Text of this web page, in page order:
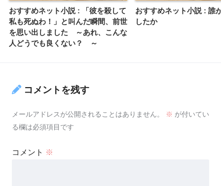
おすすめネット小説 : 「彼を殺して
私も死ぬわ！」と叫んだ瞬間、前世
を思い出しました ～あれ、こんな
人どうでも良くない？ ～
おすすめネット小説 : 誰
したか
コメントを残す
メールアドレスが公開されることはありません。 ※ が付いてい
る欄は必須項目です
コメント ※